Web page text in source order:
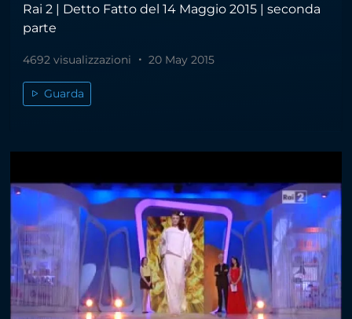
Rai 2 | Detto Fatto del 14 Maggio 2015 | seconda
parte
4692 visualizzazioni 20 May 2015
Guarda